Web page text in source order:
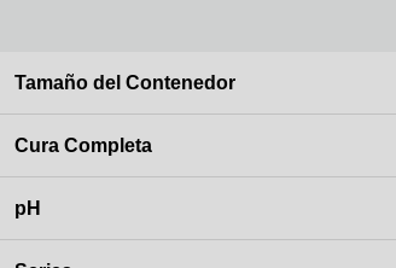
Tamaño del Contenedor
Cura Completa
pH